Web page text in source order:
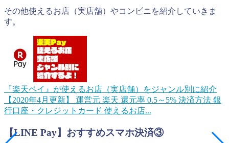
その他使えるお店（実店舗）やコンビニを紹介していきま
す。
『楽天ペイ』が使えるお店（実店舗）をジャンル別に紹介
【2020年4月更新】
運営元 楽天 還元率 0.5～5% 決済方法 銀
行口座・クレジットカード 使えるお店...
【LINE Pay】おすすめスマホ決済③